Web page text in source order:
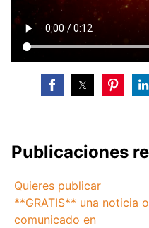
Publicaciones
Quieres publicar
**GRATIS** una noticia o
comunicado en